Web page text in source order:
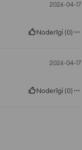
2026-04-17
Noderīgi(0)
2026-04-17
Noderīgi(0)